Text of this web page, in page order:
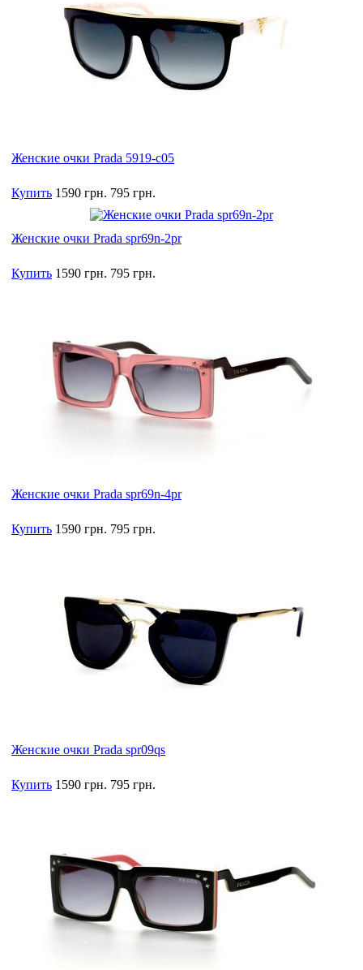
Женские очки Prada 5919-c05
Купить 1590 грн. 795 грн.
Женские очки Prada spr69n-2pr
Купить 1590 грн. 795 грн.
Женские очки Prada spr69n-4pr
Купить 1590 грн. 795 грн.
Женские очки Prada spr09qs
Купить 1590 грн. 795 грн.